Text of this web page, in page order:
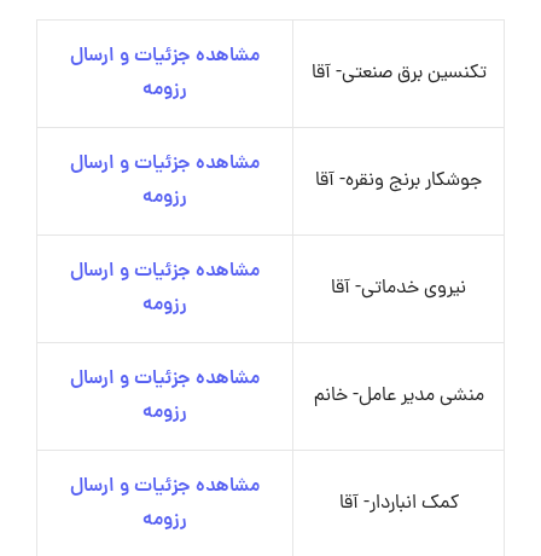
تکنسین برق صنعتی- آقا
مشاهده جزئیات و ارسال
رزومه
جوشکار برنج ونقره- آقا
مشاهده جزئیات و ارسال
رزومه
نیروی خدماتی- آقا
مشاهده جزئیات و ارسال
رزومه
منشی مدیر عامل- خانم
مشاهده جزئیات و ارسال
رزومه
کمک انباردار- آقا
مشاهده جزئیات و ارسال
رزومه